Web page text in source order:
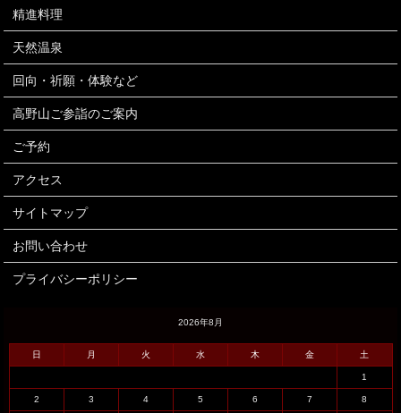
精進料理
天然温泉
回向・祈願・体験など
高野山ご参詣のご案内
ご予約
アクセス
サイトマップ
お問い合わせ
プライバシーポリシー
2026年8月
日 月 火 水 木 金 土
1
2 3 4 5 6 7 8